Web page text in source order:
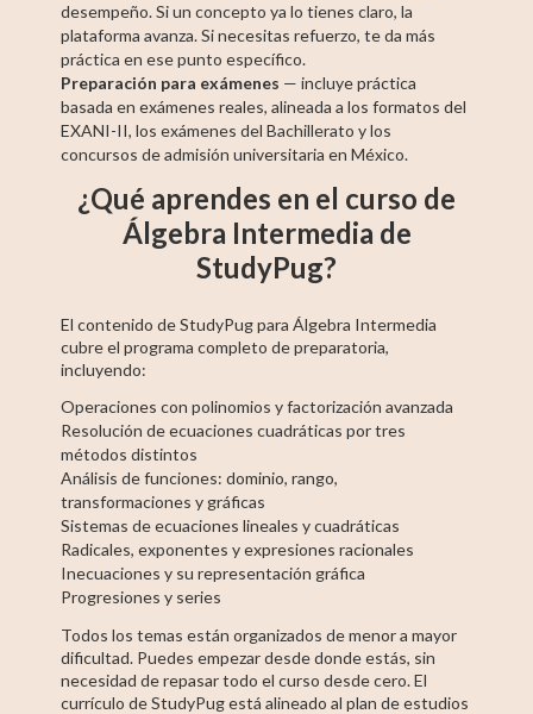
desempeño. Si un concepto ya lo tienes claro, la
plataforma avanza. Si necesitas refuerzo, te da más
práctica en ese punto específico.
Preparación para exámenes — incluye práctica
basada en exámenes reales, alineada a los formatos del
EXANI-II, los exámenes del Bachillerato y los
concursos de admisión universitaria en México.
¿Qué aprendes en el curso de
Álgebra Intermedia de
StudyPug?
El contenido de StudyPug para Álgebra Intermedia
cubre el programa completo de preparatoria,
incluyendo:
Operaciones con polinomios y factorización avanzada
Resolución de ecuaciones cuadráticas por tres
métodos distintos
Análisis de funciones: dominio, rango,
transformaciones y gráficas
Sistemas de ecuaciones lineales y cuadráticas
Radicales, exponentes y expresiones racionales
Inecuaciones y su representación gráfica
Progresiones y series
Todos los temas están organizados de menor a mayor
dificultad. Puedes empezar desde donde estás, sin
necesidad de repasar todo el curso desde cero. El
currículo de StudyPug está alineado al plan de estudios